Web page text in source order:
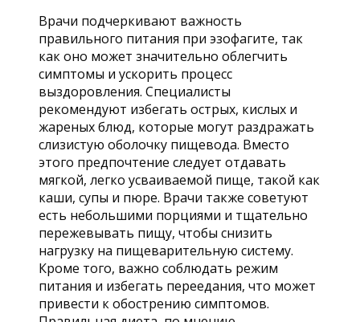
Врачи подчеркивают важность
правильного питания при эзофагите, так
как оно может значительно облегчить
симптомы и ускорить процесс
выздоровления. Специалисты
рекомендуют избегать острых, кислых и
жареных блюд, которые могут раздражать
слизистую оболочку пищевода. Вместо
этого предпочтение следует отдавать
мягкой, легко усваиваемой пище, такой как
каши, супы и пюре. Врачи также советуют
есть небольшими порциями и тщательно
пережевывать пищу, чтобы снизить
нагрузку на пищеварительную систему.
Кроме того, важно соблюдать режим
питания и избегать переедания, что может
привести к обострению симптомов.